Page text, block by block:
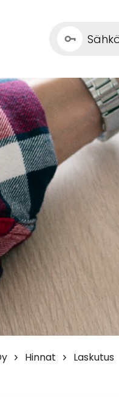
Hinnat Laskutus